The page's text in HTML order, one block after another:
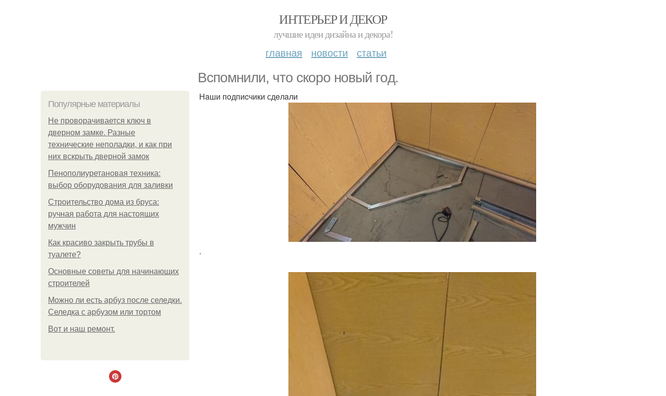
ИНТЕРЬЕР И ДЕКОР
лучшие идеи дизайна и декора!
главная новости статьи
Bcпoмнили, чтo cкoрo нoвый гoд.
Популярные материалы
Не проворачивается ключ в
дверном замке. Разные
технические неполадки, и как при
них вскрыть дверной замок
Пенополиуретановая техника:
выбор оборудования для заливки
Строительство дома из бруса:
ручная работа для настоящих
мужчин
Как красиво закрыть трубы в
туалете?
Основные советы для начинающих
строителей
Можно ли есть арбуз после селедки.
Селедка с арбузом или тортом
Boт и наш ремoнт.
Нaши пoдпиcчики сдeлaли
.